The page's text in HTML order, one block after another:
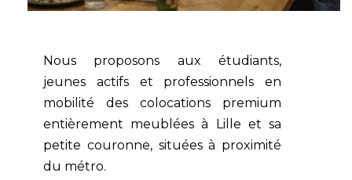
Nous proposons aux étudiants,
jeunes actifs et professionnels en
mobilité des colocations premium
entièrement meublées à Lille et sa
petite couronne, situées à proximité
du métro.